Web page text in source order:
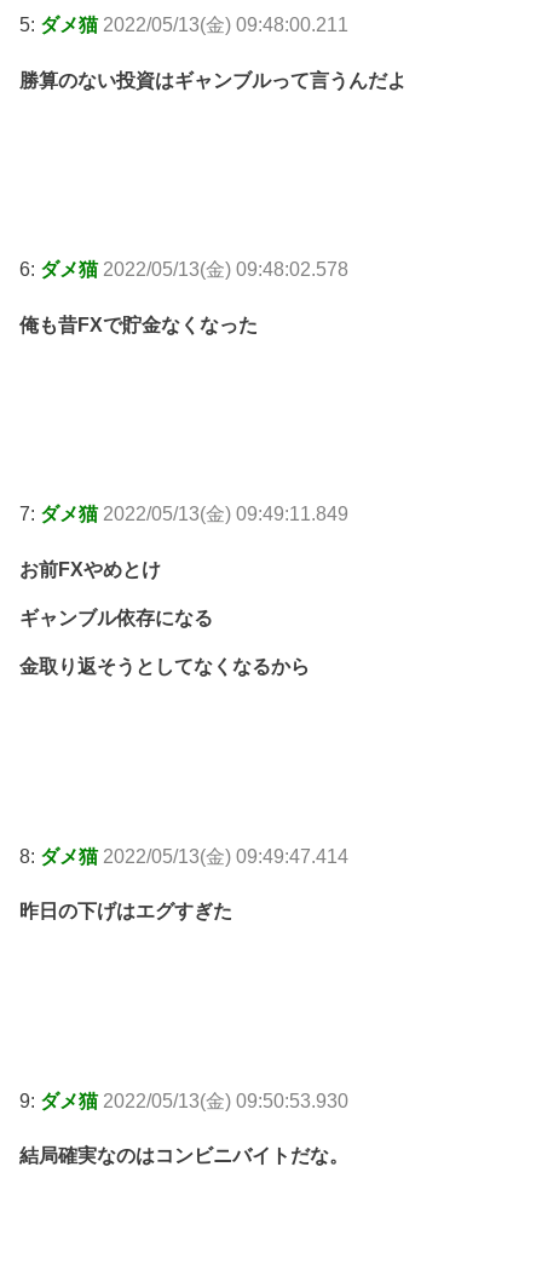
5: ダメ猫 2022/05/13(金) 09:48:00.211
勝算のない投資はギャンブルって言うんだよ
6: ダメ猫 2022/05/13(金) 09:48:02.578
俺も昔FXで貯金なくなった
7: ダメ猫 2022/05/13(金) 09:49:11.849
お前FXやめとけ
ギャンブル依存になる
金取り返そうとしてなくなるから
8: ダメ猫 2022/05/13(金) 09:49:47.414
昨日の下げはエグすぎた
9: ダメ猫 2022/05/13(金) 09:50:53.930
結局確実なのはコンビニバイトだな。